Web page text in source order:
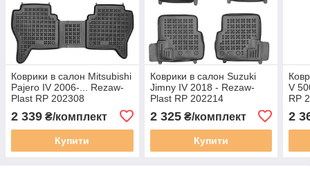
Коврики в салон Mitsubishi
Pajero IV 2006-... Rezaw-
Plast RP 202308
2 339 ₴/комплект
Купити
Коврики в салон Suzuki
Jimny IV 2018 - Rezaw-
Plast RP 202214
2 325₴/комплект
Купити
V
RP
2